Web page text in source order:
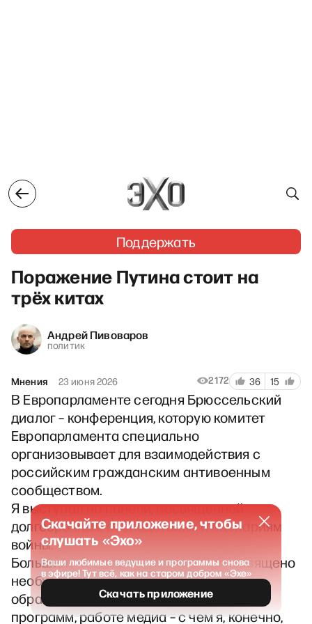
Поддержать
Поражение Путина стоит на
трёх китах
Андрей Пивоваров
политик
Мнения 23 июня 2026 2172 36 15
В Европарламенте сегодня Брюссельский
диалог – конференция, которую комитет
Европарламента специально
организовывает для взаимодействия с
российским гражданским антивоенным
сообществом.
Я выступал на панели, посвященной
долгосрочным последствиям и сценариям
войны.
Большинство выступлений было посвящено
необходимости поддержки Европой
образовательных и правозащитных
программ, работе медиа – с чем я, конечно,
Скачайте приложение, чтобы
слушать «Эхо»
Ваши любимые ведущие и программы снова
в эфире! Тут всё, как на старом добром «Эхе»
Скачать приложение